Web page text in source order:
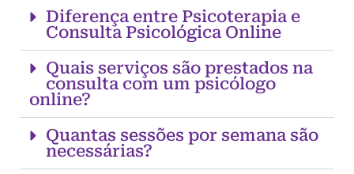
Diferença entre Psicoterapia e
Consulta Psicológica Online
Quais serviços são prestados na
consulta com um psicólogo
online?
Quantas sessões por semana são
necessárias?